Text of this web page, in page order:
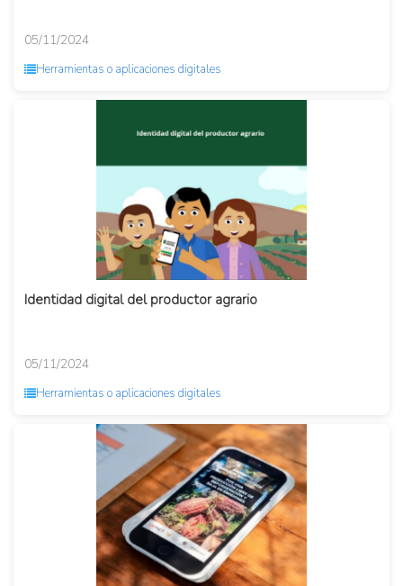
05/11/2024
Herramientas o aplicaciones digitales
Identidad digital del productor agrario
05/11/2024
Herramientas o aplicaciones digitales